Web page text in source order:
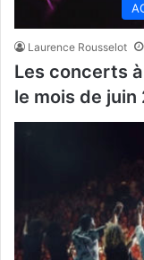
Laurence Rousselot
Les concerts
le mois de juin